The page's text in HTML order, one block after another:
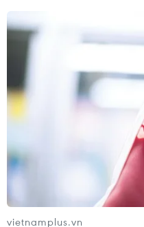
Nga đề nghị Mỹ
chứng nhận cho
12/09/2018 04:03
Nga sẽ yêu cầu Mỹ giải
nhận máy bay giám sát
hiện các hoạt động thanh
vietnamplus.vn